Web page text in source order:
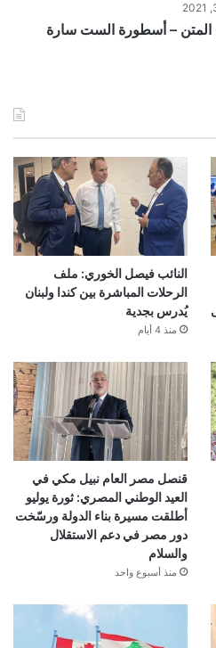
– أسطورة الست سارة
النائب فيصل الخوري: ملف
الرحلات المباشرة بين كندا ولبنان
يُدرس بجدية
منذ 4 أيام
قنصل مصر العام نبيل مكي في
العيد الوطني المصري: ثورة يوليو
أطلقت مسيرة بناء الدولة ورسّخت
دور مصر في دعم الاستقلال
والسلام
منذ أسبوع واحد